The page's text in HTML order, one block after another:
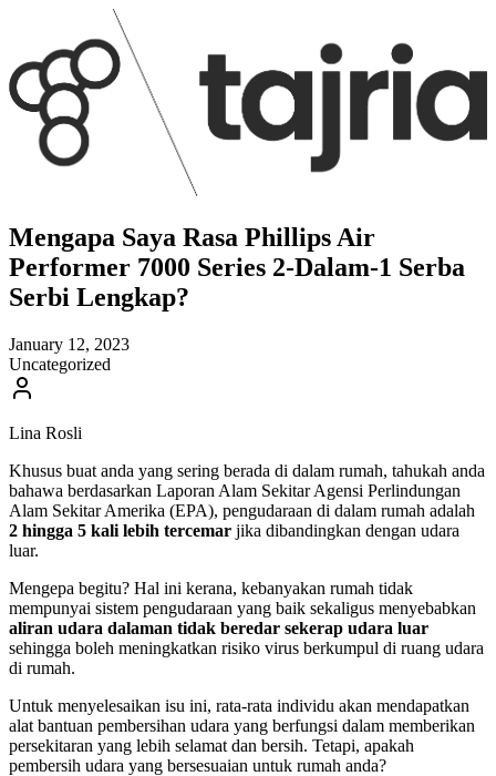
Mengapa Saya Rasa Phillips Air
Performer 7000 Series 2-Dalam-1 Serba
Serbi Lengkap?
January 12, 2023
Uncategorized
Lina Rosli
Khusus buat anda yang sering berada di dalam rumah, tahukah anda
bahawa berdasarkan Laporan Alam Sekitar Agensi Perlindungan
Alam Sekitar Amerika (EPA), pengudaraan di dalam rumah adalah
2 hingga 5 kali lebih tercemar jika dibandingkan dengan udara
luar.
Mengepa begitu? Hal ini kerana, kebanyakan rumah tidak
mempunyai sistem pengudaraan yang baik sekaligus menyebabkan
aliran udara dalaman tidak beredar sekerap udara luar
sehingga boleh meningkatkan risiko virus berkumpul di ruang udara
di rumah.
Untuk menyelesaikan isu ini, rata-rata individu akan mendapatkan
alat bantuan pembersihan udara yang berfungsi dalam memberikan
persekitaran yang lebih selamat dan bersih. Tetapi, apakah
pembersih udara yang bersesuaian untuk rumah anda?